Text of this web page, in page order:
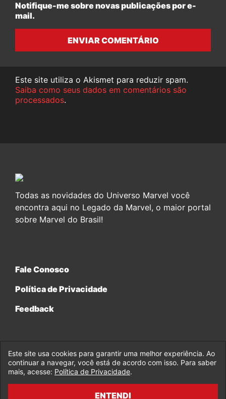
Notifique-me sobre novas publicações por e-
mail.
ENVIAR COMENTÁRIO
Este site utiliza o Akismet para reduzir spam.
Saiba como seus dados em comentários são
processados.
Todas as novidades do Universo Marvel você
encontra aqui no Legado da Marvel, o maior portal
sobre Marvel do Brasil!
Fale Conosco
Política de Privacidade
Feedback
© 2017-2026 Legado da Marvel, uma empresa da Legado
Enterprises.
fabiolobo
Este site usa cookies para garantir uma melhor experiência. Ao
continuar a navegar, você está de acordo com isso. Para saber
mais, acesse: Política de Privacidade.
ENTENDI